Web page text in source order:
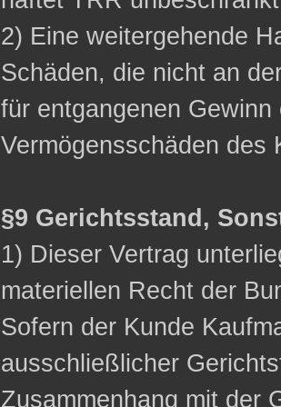
2) Eine weitergehende
Schäden, die nicht an
für entgangenen Gewinn
Vermögensschäden des
§9 Gerichtsstand,
1) Dieser Vertrag
materiellen Recht der
Sofern der Kunde
ausschließlicher
Zusammenhang mit der